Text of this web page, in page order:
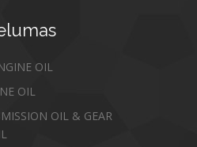
OIL
OIL
OIL & GEAR